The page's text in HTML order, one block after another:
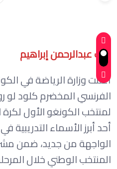
كتب عبدالرحمن إبراهيم
أعلنت وزارة الرياضة في
الفرنسي المخضرم كلود لو
لمنتخب الكونغو الأول
أحد أبرز الأسماء التدريبية
الواجهة من جديد، ضمن
المنتخب الوطني خلال